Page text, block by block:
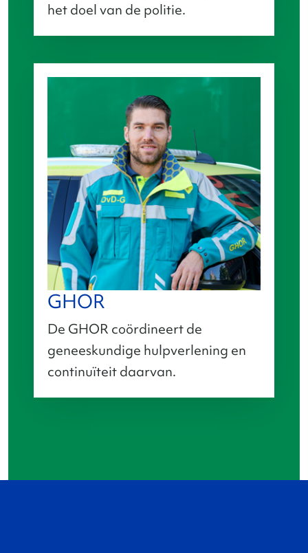
het doel van de politie.
GHOR
De GHOR coördineert de
geneeskundige hulpverlening en
continuïteit daarvan.